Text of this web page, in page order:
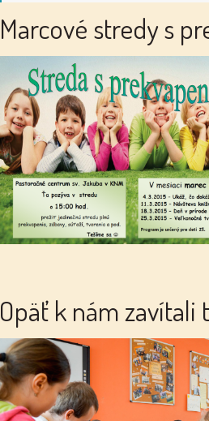
Marcové stredy s
Opäť k nám